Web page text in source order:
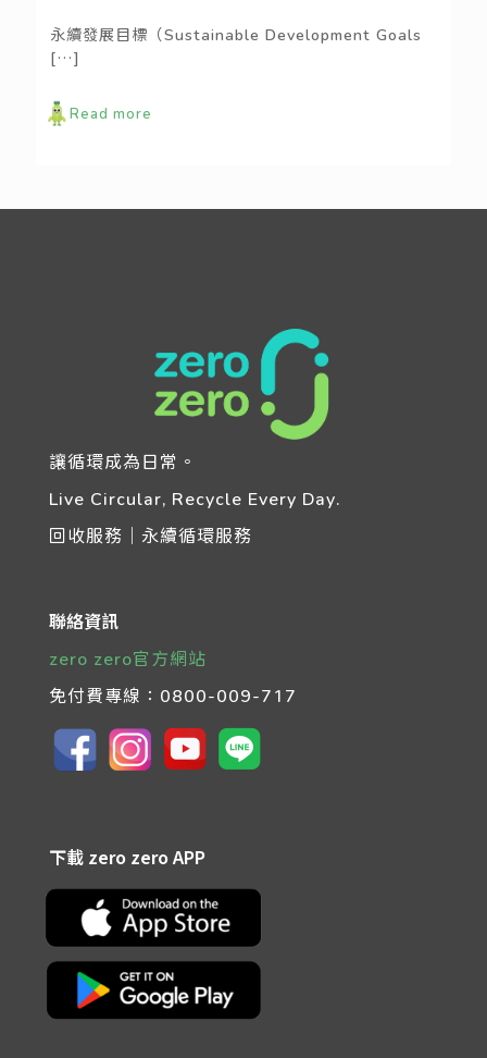
永續發展目標（Sustainable Development Goals
[…]
Read more
讓循環成為日常。
Live Circular, Recycle Every Day.
回收服務｜永續循環服務
聯絡資訊
zero zero官方網站
免付費專線： 0800-009-717
下載 zero zero APP